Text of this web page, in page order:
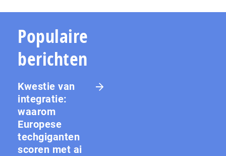
Populaire
berichten
Kwestie van
integratie:
waarom
Europese
techgiganten
scoren met ai